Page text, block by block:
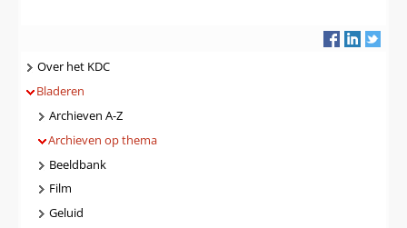
Navigatie
Over het KDC
Bladeren
Archieven A-Z
Archieven op thema
Beeldbank
Film
Geluid